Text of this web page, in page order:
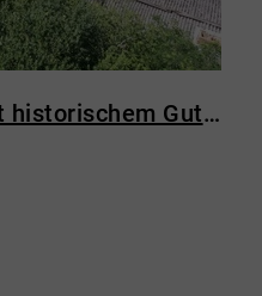
Traumgrundstück mit historischem Gutshaus – 23.500 m² Grundstück mit Potenzial in Trollenhagen